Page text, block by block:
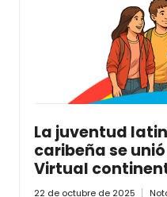
La juventud
caribeña se
Virtual
22 de octubre de 2025